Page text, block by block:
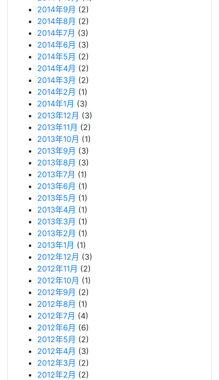
2014年9月 (2)
2014年8月 (2)
2014年7月 (3)
2014年6月 (3)
2014年5月 (2)
2014年4月 (2)
2014年3月 (2)
2014年2月 (1)
2014年1月 (3)
2013年12月 (3)
2013年11月 (2)
2013年10月 (1)
2013年9月 (3)
2013年8月 (3)
2013年7月 (1)
2013年6月 (1)
2013年5月 (1)
2013年4月 (1)
2013年3月 (1)
2013年2月 (1)
2013年1月 (1)
2012年12月 (3)
2012年11月 (2)
2012年10月 (1)
2012年9月 (2)
2012年8月 (1)
2012年7月 (4)
2012年6月 (6)
2012年5月 (2)
2012年4月 (3)
2012年3月 (2)
2012年2月 (2)